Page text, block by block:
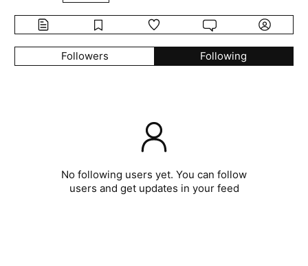
Followers Following
No following users yet. You can follow
users and get updates in your feed